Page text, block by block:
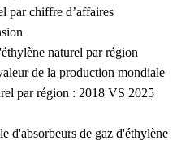
par chiffre d’affaires
naturel par région
de la production mondiale
par région : 2018 VS 2025
d'absorbeurs de gaz d'éthylène